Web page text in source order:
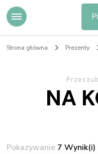
Strona główna Prezenty
NA
Pokazywanie 7 Wynik(i)